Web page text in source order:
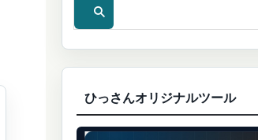
ひっさんオリジナルツール